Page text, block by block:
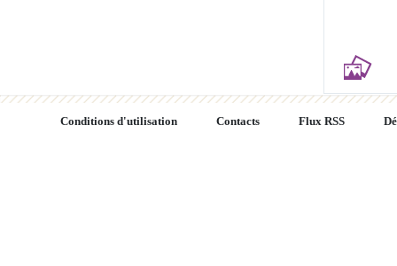
Conditions d'utilisation Contacts Flux RSS